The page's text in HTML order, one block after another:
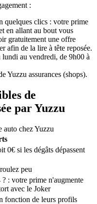
:
quelques clics : votre prime
en allant au bout vous
gratuitement une offre
afin de la lire à tête reposée.
au vendredi, de 9h00 à
Yuzzu assurances (shops).
de
par Yuzzu
auto chez Yuzzu
0€ si les dégâts dépassent
peu
: votre prime n'augmente
avec le Joker
fonction de leurs profils